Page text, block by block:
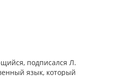
подписался Л.
язык, который